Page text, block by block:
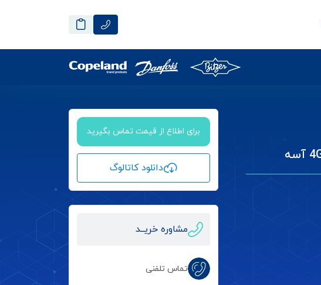
برای اطلاع از قیمت تماس بگیرید
دانلود کاتالوگ
مشاوره خریــد
تماس تلفنی